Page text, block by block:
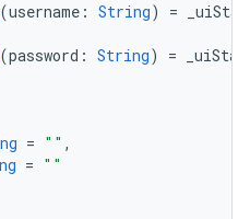
(username : String) =
(password : String) =
= "" ,
= ""